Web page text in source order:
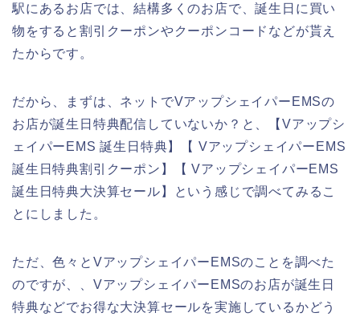
駅にあるお店では、結構多くのお店で、誕生日に買い
物をすると割引クーポンやクーポンコードなどが貰え
たからです。
だから、まずは、ネットでVアップシェイパーEMSの
お店が誕生日特典配信していないか？と、【Vアップシ
ェイパーEMS 誕生日特典】【 VアップシェイパーEMS
誕生日特典割引クーポン】【 VアップシェイパーEMS
誕生日特典大決算セール】という感じで調べてみるこ
とにしました。
ただ、色々とVアップシェイパーEMSのことを調べた
のですが、、VアップシェイパーEMSのお店が誕生日
特典などでお得な大決算セールを実施しているかどう